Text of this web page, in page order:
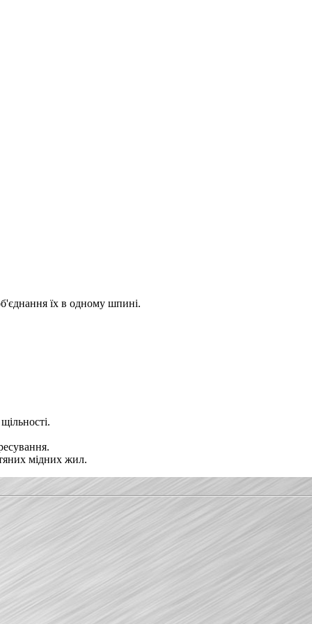
їх в одному шпині.
мідних жил.